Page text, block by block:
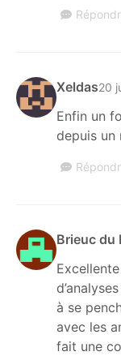
Xeldas20
Enfin un
depuis un
Brieuc du
à se
avec les
fait une